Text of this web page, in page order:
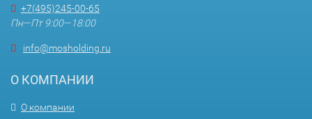
+7(495)245-00-65
Пн—Пт 9:00—18:00
info@mosholding.ru
О КОМПАНИИ
О компании